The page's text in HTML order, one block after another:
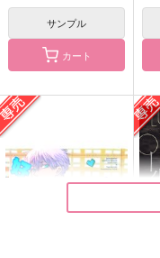
サンプル
作品詳細
サンプル
カート